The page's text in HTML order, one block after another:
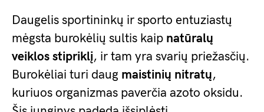
Daugelis sportininkų ir sporto entuziastų
mėgsta burokėlių sultis kaip natūralų
veiklos stipriklį, ir tam yra svarių priežasčių.
Burokėliai turi daug maistinių nitratų,
kuriuos organizmas paverčia azoto oksidu.